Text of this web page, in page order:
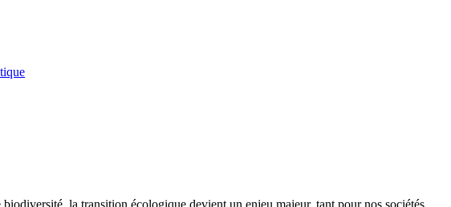
la transition écologique devient un enjeu majeur, tant pour nos sociétés